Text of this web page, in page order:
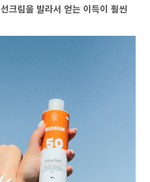
선크림을 발라서 얻는 이득이 훨씬